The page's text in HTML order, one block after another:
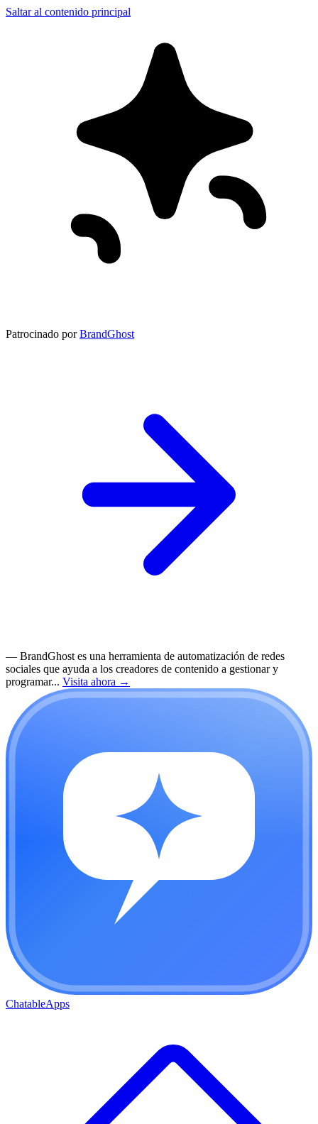
Saltar al contenido principal
Patrocinado por BrandGhost
— BrandGhost es una herramienta de automatización de redes
sociales que ayuda a los creadores de contenido a gestionar y
programar... Visita ahora →
ChatableApps